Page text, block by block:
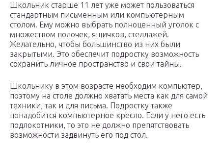
Школьник старше 11 лет уже может пользоваться
стандартным письменным или компьютерным
столом. Ему можно выбрать полноценный уголок с
множеством полочек, ящичков, стеллажей.
Желательно, чтобы большинство из них были
закрытыми. Это обеспечит подростку возможность
сохранить личное пространство и свои тайны.
Школьнику в этом возрасте необходим компьютер,
поэтому на столе должно хватать места как для самой
техники, так и для письма. Подростку также
понадобится компьютерное кресло. Если у него есть
подлокотники, то это не должно препятствовать
возможности задвинуть его под стол.